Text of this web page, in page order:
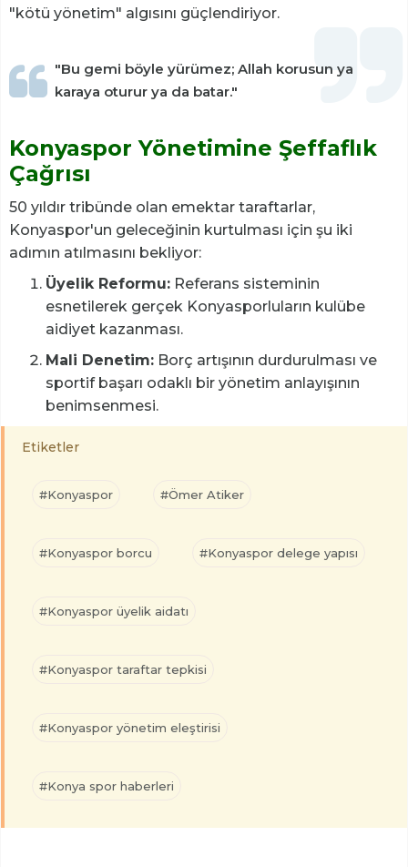
"kötü yönetim" algısını güçlendiriyor.
"Bu gemi böyle yürümez; Allah korusun ya
karaya oturur ya da batar."
Konyaspor Yönetimine Şeffaflık
Çağrısı
50 yıldır tribünde olan emektar taraftarlar,
Konyaspor'un geleceğinin kurtulması için şu iki
adımın atılmasını bekliyor:
Üyelik Reformu: Referans sisteminin
esnetilerek gerçek Konyasporluların kulübe
aidiyet kazanması.
Mali Denetim: Borç artışının durdurulması ve
sportif başarı odaklı bir yönetim anlayışının
benimsenmesi.
Etiketler
#Konyaspor #Ömer Atiker
#Konyaspor borcu #Konyaspor delege yapısı
#Konyaspor üyelik aidatı
#Konyaspor taraftar tepkisi
#Konyaspor yönetim eleştirisi
#Konya spor haberleri